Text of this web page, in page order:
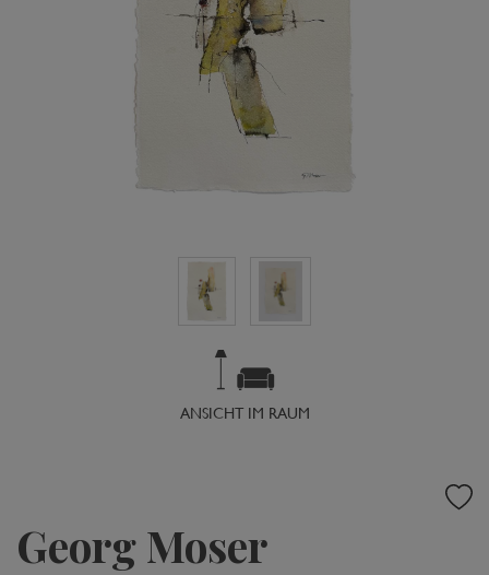
ANSICHT IM RAUM
Georg Moser